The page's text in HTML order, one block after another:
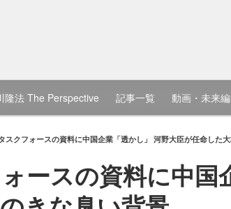
隆法 The Perspective 記事一覧 動画・未来
スクフォースの資料に中国企業「透かし」 河野大臣が任命した
ースの資料に中国